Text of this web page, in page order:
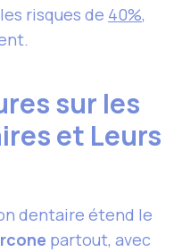
risques de 40%,
sur les
et Leurs
dentaire étend le
partout, avec